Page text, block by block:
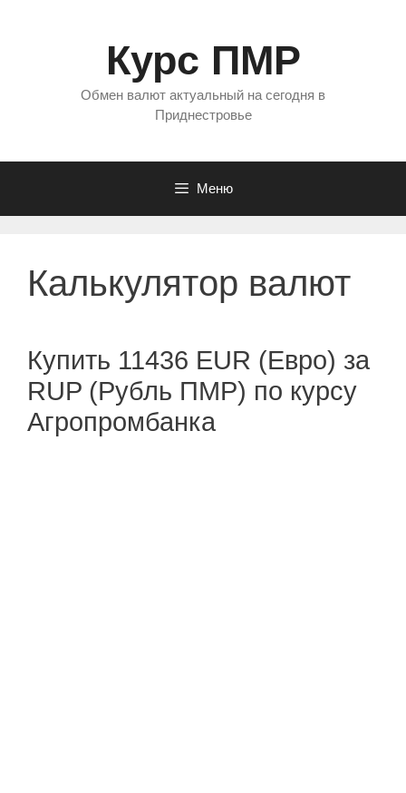
Курс ПМР
Обмен валют актуальный на сегодня в
Приднестровье
Меню
Калькулятор валют
Купить 11436 EUR (Евро) за
RUP (Рубль ПМР) по курсу
Агропромбанка